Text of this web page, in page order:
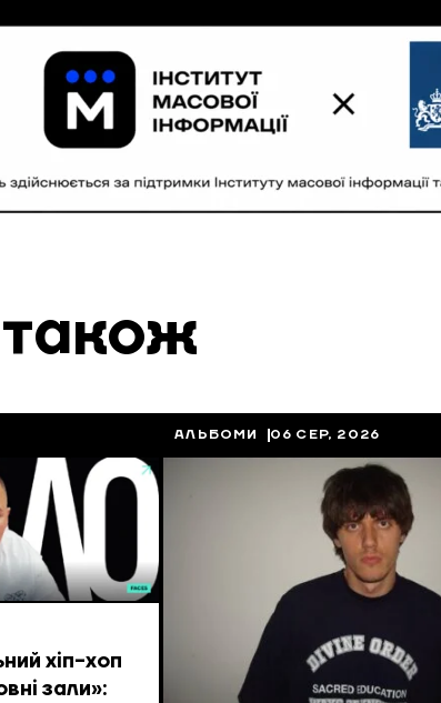
хіп-хоп
зали»:
АЛЬБОМИ 06 СЕР, 2026